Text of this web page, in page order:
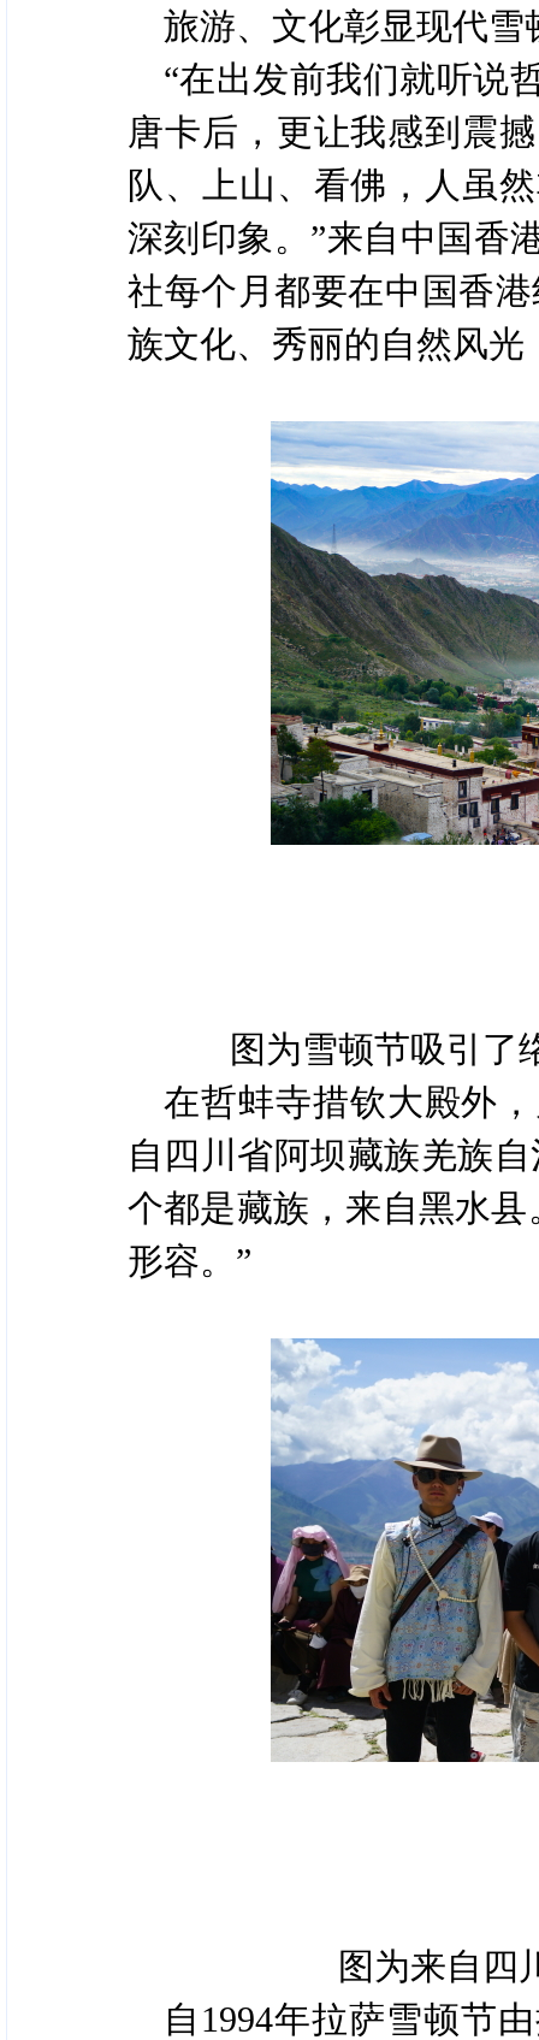
旅游、文化彰显现代雪
“在出发前我们就听说
唐卡后，更让我感到震
队、上山、看佛，人虽
深刻印象。”来自中国香
社每个月都要在中国香
族文化、秀丽的自然风
图为雪顿节吸引了
在哲蚌寺措钦大殿外
自四川省阿坝藏族羌族
个都是藏族，来自黑水
形容。”
图为来自四
自1994年拉萨雪顿节